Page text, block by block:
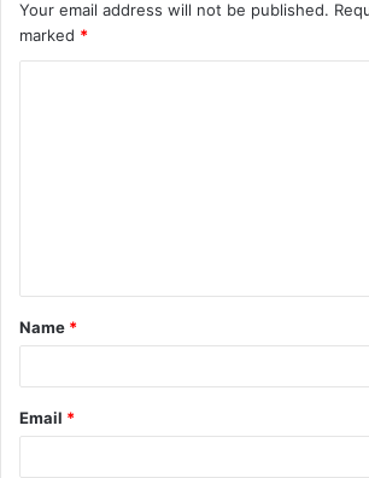
Your email address will not be published.
marked *
t
*
Name *
Email *